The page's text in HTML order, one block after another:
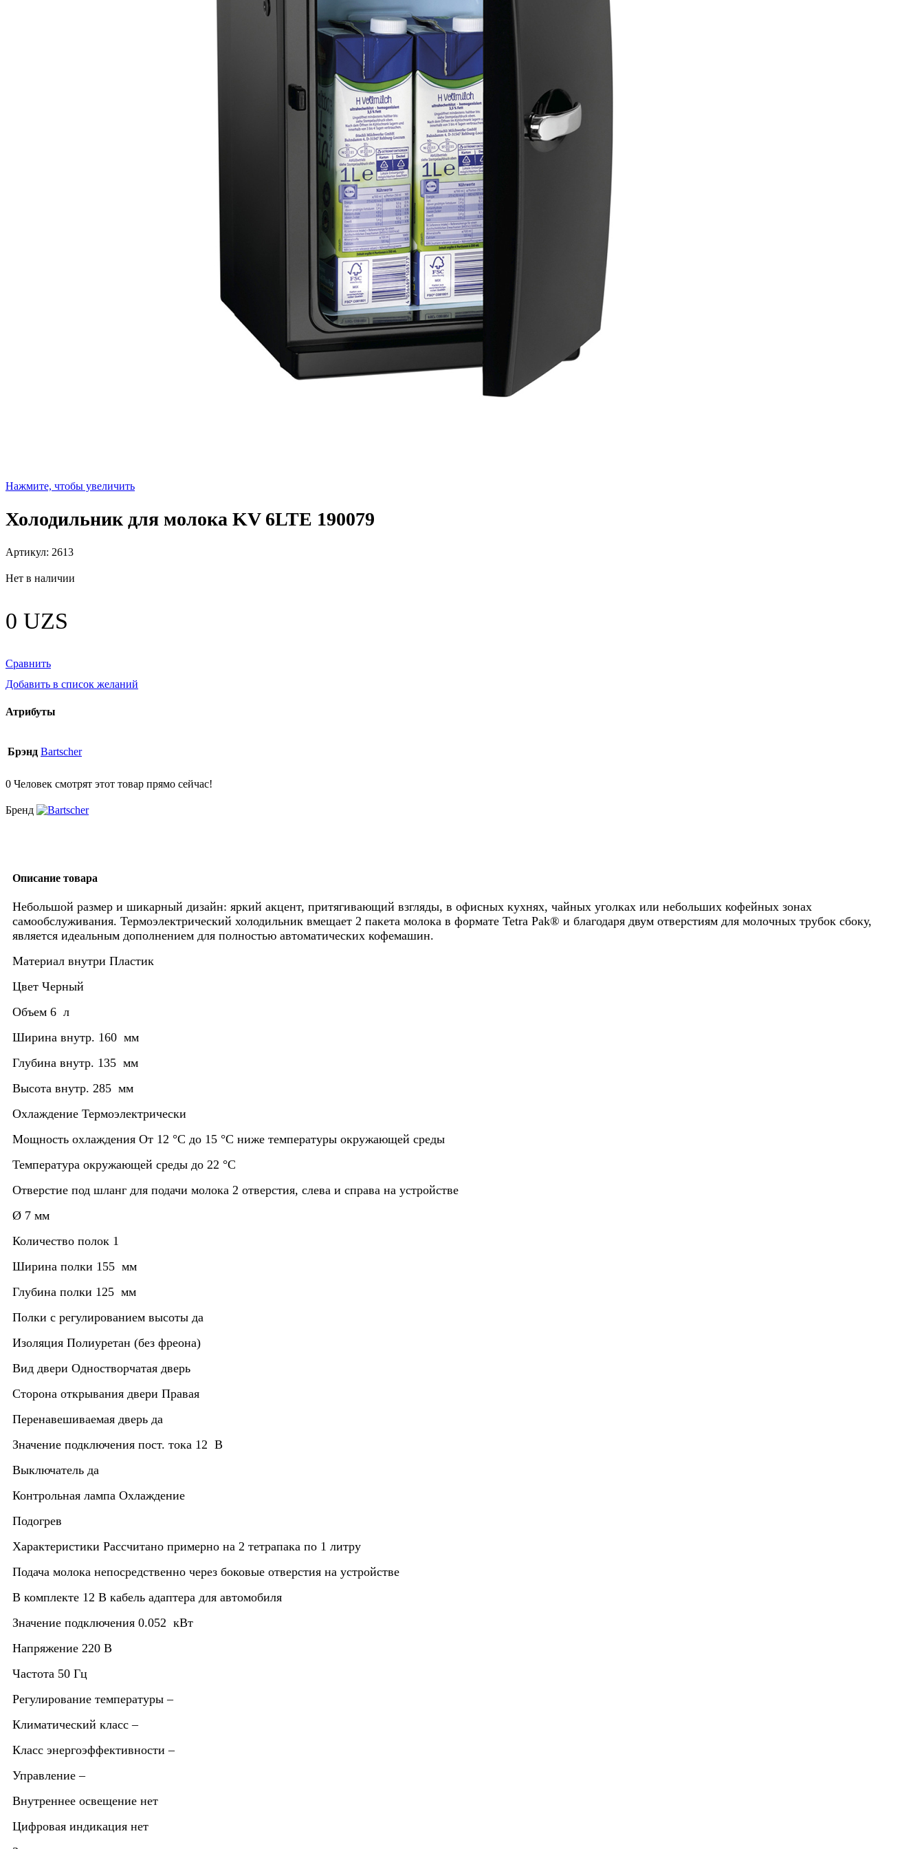
Нажмите, чтобы увеличить
Холодильник для молока KV 6LTE 190079
Артикул: 2613
Нет в наличии
0 UZS
Сравнить
Добавить в список желаний
Атрибуты
Брэнд Bartscher
0 Человек смотрят этот товар прямо сейчас!
Бренд
Описание товара
Небольшой размер и шикарный дизайн: яркий акцент, притягивающий взгляды, в офисных кухнях, чайных уголках или небольших кофейных зонах
самообслуживания. Термоэлектрический холодильник вмещает 2 пакета молока в формате Tetra Pak® и благодаря двум отверстиям для молочных трубок сбоку,
является идеальным дополнением для полностью автоматических кофемашин.
Материал внутри Пластик
Цвет Черный
Объем 6 л
Ширина внутр. 160 мм
Глубина внутр. 135 мм
Высота внутр. 285 мм
Охлаждение Термоэлектрически
Мощность охлаждения От 12 °C до 15 °C ниже температуры окружающей среды
Температура окружающей среды до 22 °C
Отверстие под шланг для подачи молока 2 отверстия, слева и справа на устройстве
Ø 7 мм
Количество полок 1
Ширина полки 155 мм
Глубина полки 125 мм
Полки с регулированием высоты да
Изоляция Полиуретан (без фреона)
Вид двери Одностворчатая дверь
Сторона открывания двери Правая
Перенавешиваемая дверь да
Значение подключения пост. тока 12 В
Выключатель да
Контрольная лампа Охлаждение
Подогрев
Характеристики Рассчитано примерно на 2 тетрапака по 1 литру
Подача молока непосредственно через боковые отверстия на устройстве
В комплекте 12 В кабель адаптера для автомобиля
Значение подключения 0.052 кВт
Напряжение 220 В
Частота 50 Гц
Регулирование температуры –
Климатический класс –
Класс энергоэффективности –
Управление –
Внутреннее освещение нет
Цифровая индикация нет